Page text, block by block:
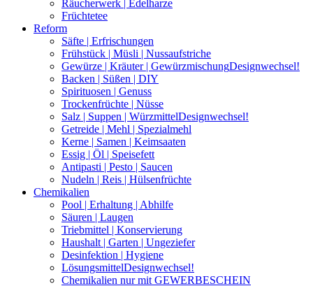
Räucherwerk | Edelharze
Früchtetee
Reform
Säfte | Erfrischungen
Frühstück | Müsli | Nussaufstriche
Gewürze | Kräuter | GewürzmischungDesignwechsel!
Backen | Süßen | DIY
Spirituosen | Genuss
Trockenfrüchte | Nüsse
Salz | Suppen | WürzmittelDesignwechsel!
Getreide | Mehl | Spezialmehl
Kerne | Samen | Keimsaaten
Essig | Öl | Speisefett
Antipasti | Pesto | Saucen
Nudeln | Reis | Hülsenfrüchte
Chemikalien
Pool | Erhaltung | Abhilfe
Säuren | Laugen
Triebmittel | Konservierung
Haushalt | Garten | Ungeziefer
Desinfektion | Hygiene
LösungsmittelDesignwechsel!
Chemikalien nur mit GEWERBESCHEIN